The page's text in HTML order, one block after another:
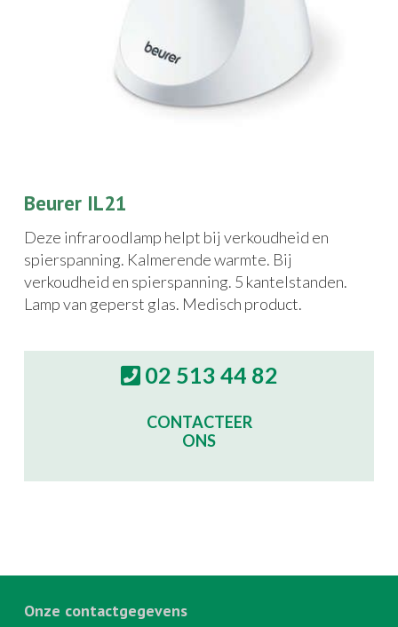
Beurer IL21
Deze infraroodlamp helpt bij verkoudheid en
spierspanning. Kalmerende warmte. Bij
verkoudheid en spierspanning. 5 kantelstanden.
Lamp van geperst glas. Medisch product.
02 513 44 82
CONTACTEER
ONS
Onze contactgegevens